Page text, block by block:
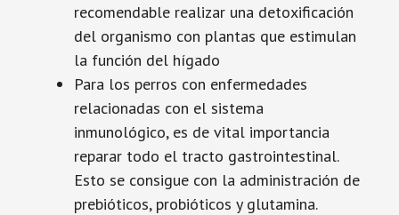
recomendable realizar una detoxificación
del organismo con plantas que estimulan
la función del hígado
Para los perros con enfermedades
relacionadas con el sistema
inmunológico, es de vital importancia
reparar todo el tracto gastrointestinal.
Esto se consigue con la administración de
prebióticos, probióticos y glutamina.